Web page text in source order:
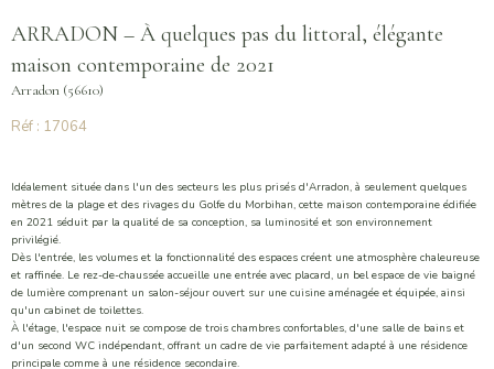
ARRADON – À quelques pas du littoral, élégante
maison contemporaine de 2021
Arradon (56610)
Réf : 17064
Idéalement située dans l'un des secteurs les plus prisés d'Arradon, à seulement quelques
mètres de la plage et des rivages du Golfe du Morbihan, cette maison contemporaine édifiée
en 2021 séduit par la qualité de sa conception, sa luminosité et son environnement
privilégié.
Dès l'entrée, les volumes et la fonctionnalité des espaces créent une atmosphère chaleureuse
et raffinée. Le rez-de-chaussée accueille une entrée avec placard, un bel espace de vie baigné
de lumière comprenant un salon-séjour ouvert sur une cuisine aménagée et équipée, ainsi
qu'un cabinet de toilettes.
À l'étage, l'espace nuit se compose de trois chambres confortables, d'une salle de bains et
d'un second WC indépendant, offrant un cadre de vie parfaitement adapté à une résidence
principale comme à une résidence secondaire.